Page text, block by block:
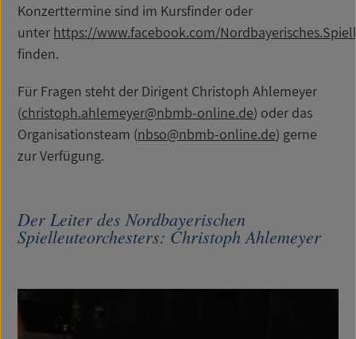
Konzerttermine sind im Kursfinder oder
unter https://www.facebook.com/
finden.
Für Fragen steht der Dirigent Christoph Ahlemeyer
(christoph.ahlemeyer@nbmb-online.de) oder das
Organisationsteam (nbso@nbmb-online.de) gerne
zur Verfügung.
Der Leiter des Nordbayerischen
Spielleuteorchesters: Christoph Ahlemeyer